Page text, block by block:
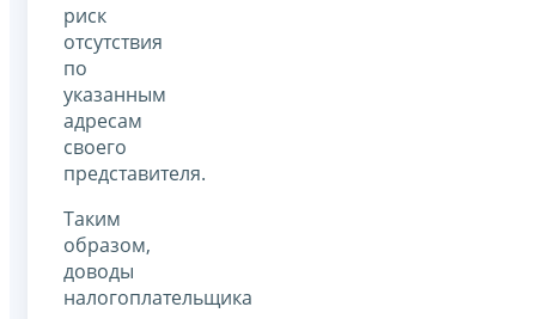
риск
отсутствия
по
указанным
адресам
своего
представителя.
Таким
образом,
доводы
налогоплательщика